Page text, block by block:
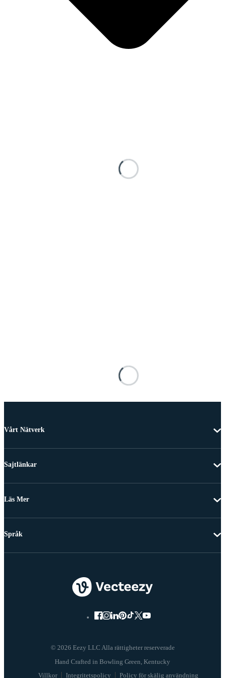
Vårt Nätverk
Sajtlänkar
Läs Mer
© 2026 Eezy LLC Alla rättigheter reserverade
Villkor Integritetspolicy Policy för skälig användning
Språk